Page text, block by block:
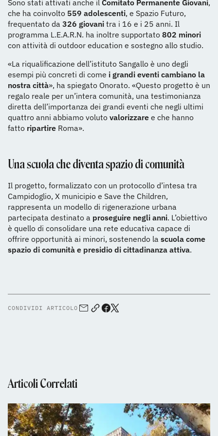
Sono stati attivati anche il Comitato Permanente Giovani,
che ha coinvolto 559 adolescenti, e Spazio Futuro,
frequentato da 326 giovani tra i 16 e i 25 anni. Il
programma L.E.A.R.N. ha inoltre supportato 802 minori
con attività di outdoor education e sostegno allo studio.
«La riqualificazione dell’istituto Sangallo è uno degli
esempi più concreti di come i grandi eventi cambiano la
nostra città», ha spiegato Onorato. «Questo progetto è un
regalo reale per un’intera comunità, una testimonianza
diretta dell’importanza dei grandi eventi che negli ultimi
quattro anni abbiamo voluto valorizzare e che hanno
fatto ripartire Roma».
Una scuola che diventa spazio di comunità
Il progetto, formalizzato con un protocollo d’intesa tra
Campidoglio, X municipio e Save the Children,
rappresenta un modello di rigenerazione urbana
partecipata destinato a proseguire negli anni. L’obiettivo
è quello di consolidare una rete educativa capace di
offrire opportunità ai minori, sostenendo la scuola come
spazio di comunità e presidio di cittadinanza attiva.
CONDIVIDI ARTICOLO
Articoli Correlati